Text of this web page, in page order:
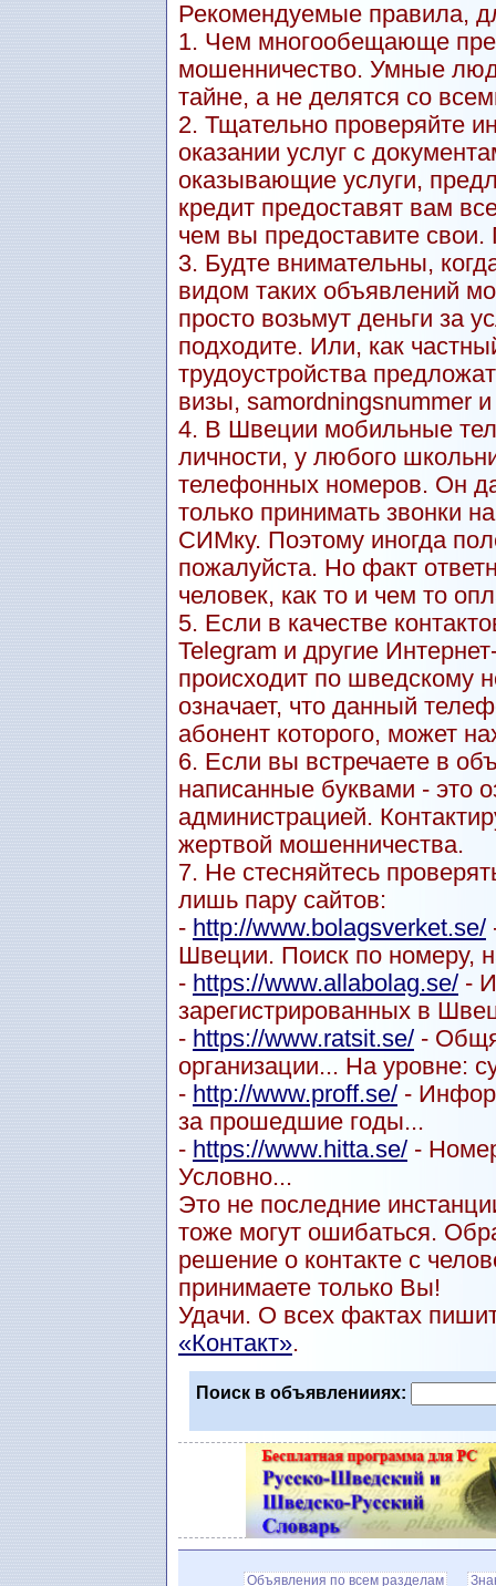
Рекомендуемые правила,
1. Чем многообещающе
мошенничество. Умные
тайне, а не делятся со
2. Тщательно проверяйте
оказании услуг с
оказывающие услуги,
кредит предоставят вам
чем вы предоставите
3. Будте внимательны,
видом таких объявлений
просто возьмут деньги за
подходите. Или, как
трудоустройства
визы, samordningsnummer и
4. В Швеции мобильные
личности, у любого
телефонных номеров. Он
только принимать звонки
СИМку. Поэтому иногда
пожалуйста. Но факт
человек, как то и чем то
5. Если в качестве
Telegram и другие
происходит по шведскому
означает, что данный
абонент которого, может
6. Если вы встречаете в
написанные буквами - это
администрацией.
жертвой мошенничества.
7. Не стесняйтесь
лишь пару сайтов:
- http://www.bolagsverket.se/
Швеции. Поиск по номеру,
- https://www.allabolag.se/ -
зарегистрированных в
- https://www.ratsit.se/ -
организации... На уровне:
- http://www.proff.se/ -
за прошедшие годы...
- https://www.hitta.se/ -
Условно...
Это не последние
тоже могут ошибаться.
решение о контакте с
принимаете только Вы!
Удачи. О всех фактах
«Контакт».
Поиск в объявленииях:
Объявления по всем разделам